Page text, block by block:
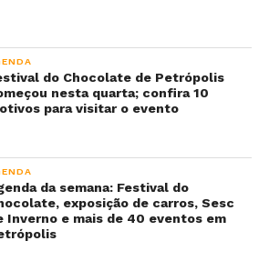
do Chocolate de Petrópolis
nesta quarta; confira 10
para visitar o evento
da semana: Festival do
exposição de carros, Sesc
Inverno e mais de 40 eventos em